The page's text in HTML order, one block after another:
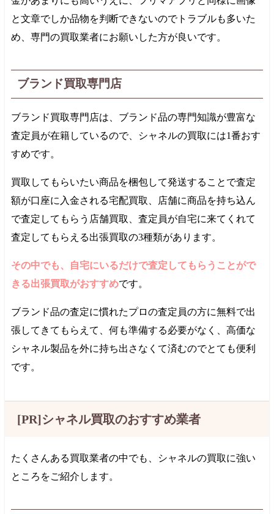
と文章でしか品物を判断できないのでトラブルも多いた
め、専門の買取業者にお願いした方が良いです。
ブランド買取専門店
ブランド買取専門店は、ブランド品の専門知識が豊富な
査定員が在籍しているので、シャネルの買取には1番おす
すめです。
買取してもらいたい商品を梱包して発送することで査定
額が口座に入金される宅配買取、店舗に商品を持ち込ん
で査定してもらう店舗買取、査定員が自宅に来てくれて
査定してもらえる出張買取の3種類があります。
その中でも、自宅にいるだけで査定してもらうことがで
きる出張買取がおすすめです。
ブランド品の査定に慣れたプロの査定員の方に無料で出
張してきてもらえて、何も準備する必要がなく、高価な
シャネル製品を外に持ち出さなくて済むのでとても便利
です。
[PR]シャネル買取のおすすめ業者
たくさんある買取業者の中でも、シャネルの買取に強い
ところをご紹介します。